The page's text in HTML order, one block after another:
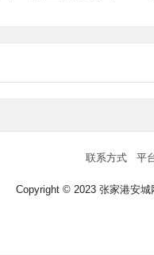
联系方式 平
Copyright © 2023 张家港安